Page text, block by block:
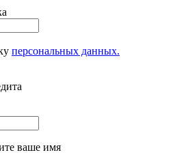
персональных данных.
ваше имя